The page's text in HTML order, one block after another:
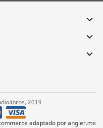



2019
adaptado por angler.mx